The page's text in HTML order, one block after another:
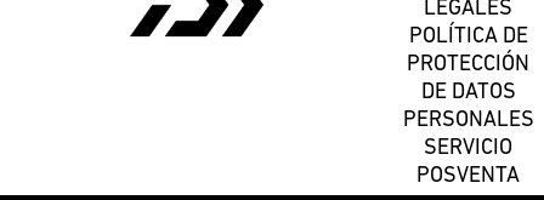
LEGALES
POLÍTICA DE
PROTECCIÓN
DE DATOS
PERSONALES
SERVICIO
POSVENTA